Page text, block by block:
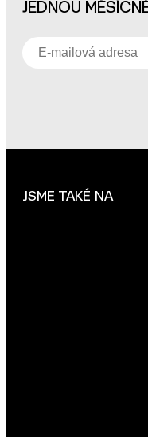
JEDNOU
JSME TAKÉ NA